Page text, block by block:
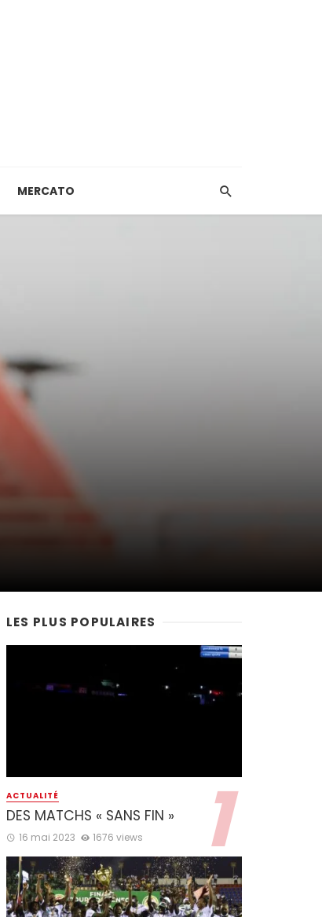
MERCATO
LES PLUS POPULAIRES
ACTUALITÉ
DES MATCHS « SANS FIN »
16 mai 2023 1676 views